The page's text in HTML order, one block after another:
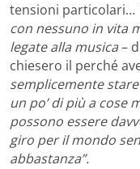
tensioni particolari…
con nessuno in vita
legate alla musica–
chiesero il perché
semplicemente
un po’ di più a cose
possono essere
giro per il mondo
abbastanza”.